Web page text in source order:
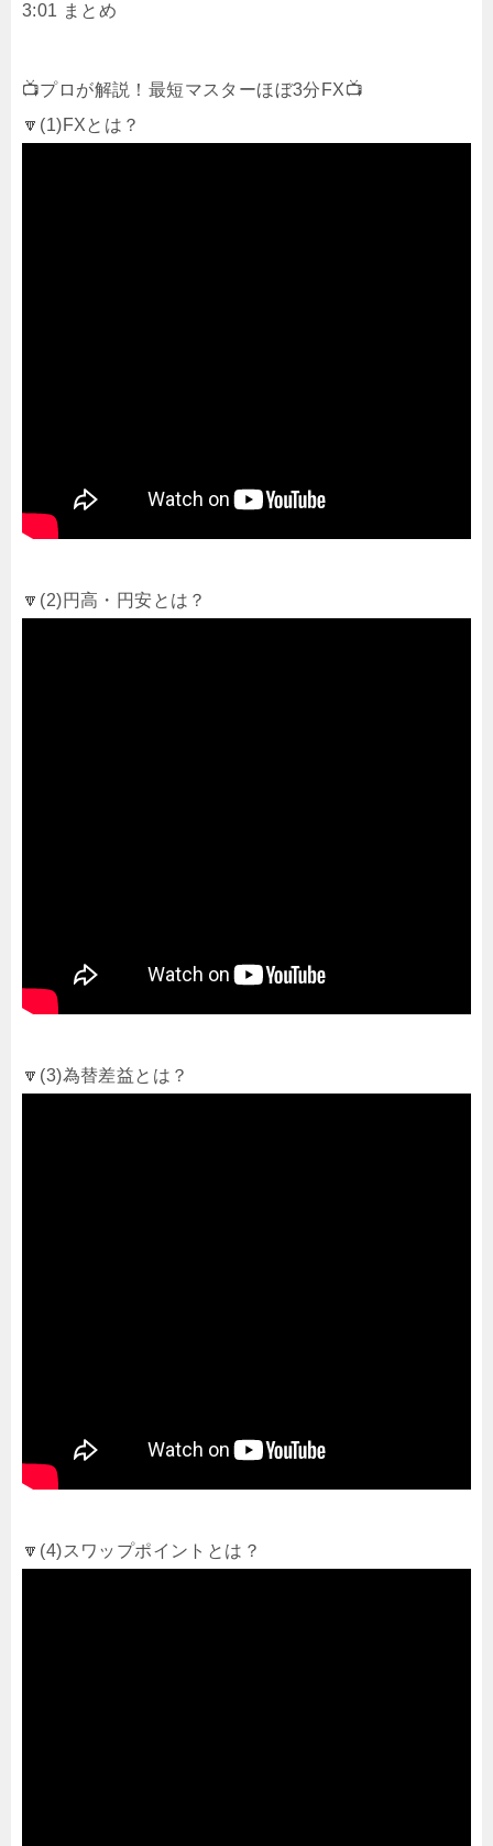
3:01 まとめ
📺プロが解説！最短マスターほぼ3分FX📺
🔽(1)FXとは？
🔽(2)円高・円安とは？
🔽(3)為替差益とは？
🔽(4)スワップポイントとは？